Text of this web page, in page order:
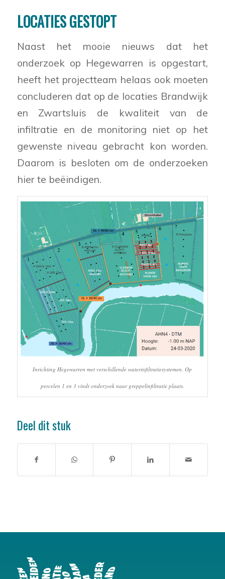
LOCATIES GESTOPT
Naast het mooie nieuws dat het
onderzoek op Hegewarren is opgestart,
heeft het projectteam helaas ook moeten
concluderen dat op de locaties Brandwijk
en Zwartsluis de kwaliteit van de
infiltratie en de monitoring niet op het
gewenste niveau gebracht kon worden.
Daarom is besloten om de onderzoeken
hier te beëindigen.
Inrichting Hegewarren met verschillende waterinfiltratiesystemen. Op
percelen 1 en 3 vindt onderzoek naar greppelinfiltratie plaats.
Deel dit stuk